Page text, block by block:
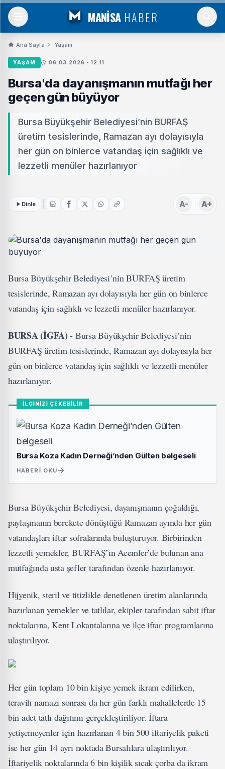
MANİSA HABER
Ana Sayfa Yaşam
YAŞAM 06.03.2026 - 12:11
Bursa'da dayanışmanın mutfağı her
geçen gün büyüyor
Bursa Büyükşehir Belediyesi’nin BURFAŞ
üretim tesislerinde, Ramazan ayı dolayısıyla
her gün on binlerce vatandaş için sağlıklı ve
lezzetli menüler hazırlanıyor
Dinle A- A+
Bursa Büyükşehir Belediyesi’nin BURFAŞ üretim
tesislerinde, Ramazan ayı dolayısıyla her gün on binlerce
vatandaş için sağlıklı ve lezzetli menüler hazırlanıyor.
BURSA (İGFA) - Bursa Büyükşehir Belediyesi’nin
BURFAŞ üretim tesislerinde, Ramazan ayı dolayısıyla her
gün on binlerce vatandaş için sağlıklı ve lezzetli menüler
hazırlanıyor.
İLGİNİZİ ÇEKEBİLİR
Bursa Koza Kadın Derneği’nden Gülten belgeseli
HABERI OKU
Bursa Büyükşehir Belediyesi, dayanışmanın çoğaldığı,
paylaşmanın berekete dönüştüğü Ramazan ayında her gün
vatandaşları iftar sofralarında buluşturuyor. Birbirinden
lezzetli yemekler, BURFAŞ’ın Acemler’de bulunan ana
mutfağında usta şefler tarafından özenle hazırlanıyor.
Hijyenik, steril ve titizlikle denetlenen üretim alanlarında
hazırlanan yemekler ve tatlılar, ekipler tarafından sabit iftar
noktalarına, Kent Lokantalarına ve ilçe iftar programlarına
ulaştırılıyor.
Her gün toplam 10 bin kişiye yemek ikram edilirken,
teravih namazı sonrası da her gün farklı mahallelerde 15
bin adet tatlı dağıtımı gerçekleştiriliyor. İftara
yetişemeyenler için hazırlanan 4 bin 500 iftariyelik paketi
ise her gün 14 ayrı noktada Bursalılara ulaştırılıyor.
İftariyelik noktalarında 6 bin kişilik sıcak çorba da ikram